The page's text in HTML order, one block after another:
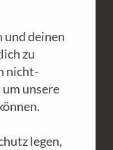
POLITIK(11)
UMWELT
und deinen
zu
nicht-
unsere
legen,